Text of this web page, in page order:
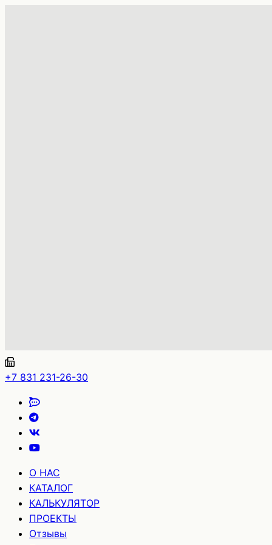
+7 831 231-26-30
О НАС
КАТАЛОГ
КАЛЬКУЛЯТОР
ПРОЕКТЫ
Отзывы